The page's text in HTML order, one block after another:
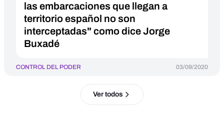
las embarcaciones que llegan a
territorio español no son
interceptadas" como dice Jorge
Buxadé
CONTROL DEL PODER 03/09/2020
Ver todos